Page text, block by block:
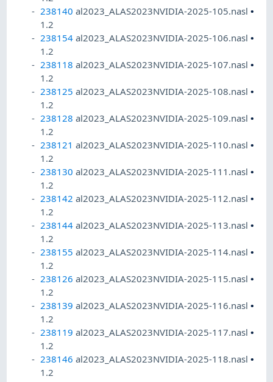
238140 al2023_ALAS2023NVIDIA-2025-105.nasl•
1.2
238154 al2023_ALAS2023NVIDIA-2025-106.nasl•
1.2
238118 al2023_ALAS2023NVIDIA-2025-107.nasl•
1.2
238125 al2023_ALAS2023NVIDIA-2025-108.nasl•
1.2
238128 al2023_ALAS2023NVIDIA-2025-109.nasl•
1.2
238121 al2023_ALAS2023NVIDIA-2025-110.nasl•
1.2
238130 al2023_ALAS2023NVIDIA-2025-111.nasl•
1.2
238142 al2023_ALAS2023NVIDIA-2025-112.nasl•
1.2
238144 al2023_ALAS2023NVIDIA-2025-113.nasl•
1.2
238155 al2023_ALAS2023NVIDIA-2025-114.nasl•
1.2
238126 al2023_ALAS2023NVIDIA-2025-115.nasl•
1.2
238139 al2023_ALAS2023NVIDIA-2025-116.nasl•
1.2
238119 al2023_ALAS2023NVIDIA-2025-117.nasl•
1.2
238146 al2023_ALAS2023NVIDIA-2025-118.nasl•
1.2